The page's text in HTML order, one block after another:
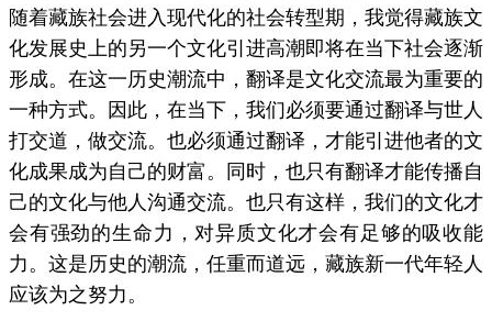
随着藏族社会进入现代化的社会转型期，我觉得藏族文
化发展史上的另一个文化引进高潮即将在当下社会逐渐
形成。在这一历史潮流中，翻译是文化交流最为重要的
一种方式。因此，在当下，我们必须要通过翻译与世人
打交道，做交流。也必须通过翻译，才能引进他者的文
化成果成为自己的财富。同时，也只有翻译才能传播自
己的文化与他人沟通交流。也只有这样，我们的文化才
会有强劲的生命力，对异质文化才会有足够的吸收能
力。这是历史的潮流，任重而道远，藏族新一代年轻人
应该为之努力。